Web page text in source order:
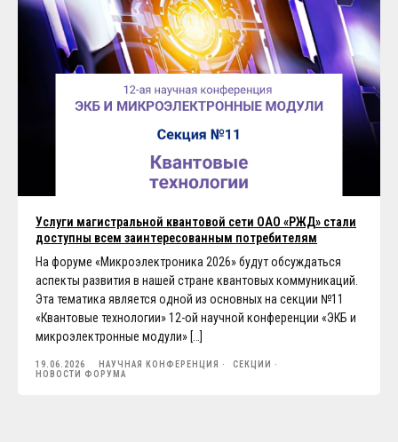
Услуги магистральной квантовой сети ОАО «РЖД» стали
доступны всем заинтересованным потребителям
На форуме «Микроэлектроника 2026» будут обсуждаться
аспекты развития в нашей стране квантовых коммуникаций.
Эта тематика является одной из основных на секции №11
«Квантовые технологии» 12-ой научной конференции «ЭКБ и
микроэлектронные модули» […]
19.06.2026 НАУЧНАЯ КОНФЕРЕНЦИЯ
СЕКЦИИ
НОВОСТИ ФОРУМА